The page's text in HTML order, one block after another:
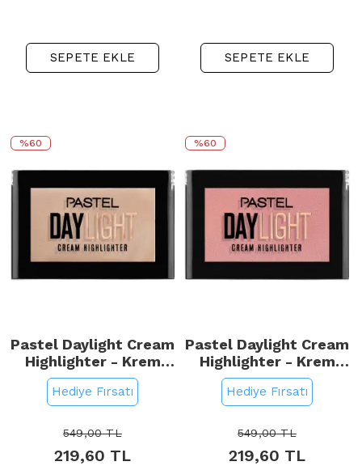
SEPETE EKLE SEPETE EKLE
%60
Pastel Daylight Cream
Highlighter - Krem
Aydınlatıcı No: 11
Sunrise
Hediye Fırsatı
549,00TL
219,60 TL
%60
Pastel Daylight Cream
Highlighter - Krem
Aydınlatıcı No: 13
Sunrose
Hediye Fırsatı
549,00TL
219,60 TL